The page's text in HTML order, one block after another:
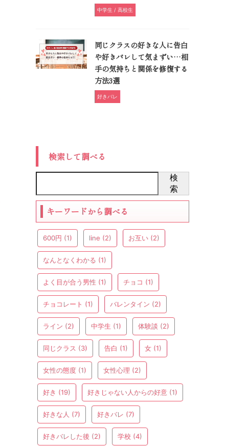
中学生 / 高校生
同じクラスの好きな人に告白
や好きバレして気まずい…相
手の気持ちと関係を修復する
方法3選
好きバレ
検索して調べる
検
索
キーワードから調べる
600円 (1) line (2) お互い (2)
なんとなくわかる (1)
よく目が合う男性 (1) チョコ (1)
チョコレート (1) バレンタイン (2)
ライン (2) 中学生 (1) 体験談 (2)
同じクラス (3) 告白 (1) 女 (1)
女性の態度 (1) 女性心理 (2)
好き (19) 好きじゃない人からの好意 (1)
好きな人 (7) 好きバレ (7)
好きバレした後 (2) 学校 (4)